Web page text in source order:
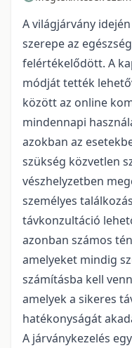
A világjárvány
szerepe az
felértékelődött. A
módját tették
között az online
mindennapi
azokban az
szükség közvetlen
vészhelyzetben
személyes
távkonzultáció
azonban számos
amelyeket mindig
számításba kell
amelyek a sikeres
hatékonyságát
A járványkezelés